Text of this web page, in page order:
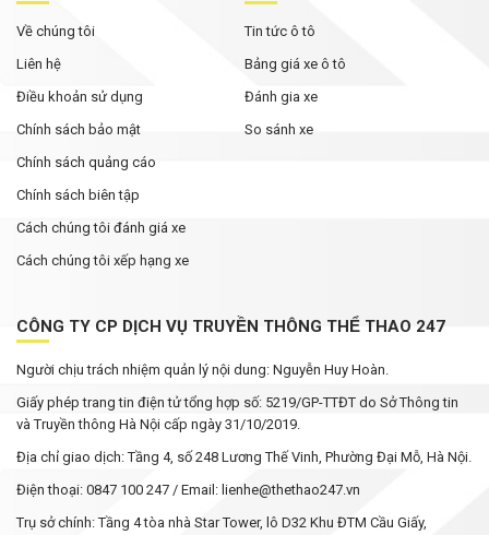
Về chúng tôi
Liên hệ
Điều khoản sử dụng
Chính sách bảo mật
Chính sách quảng cáo
Chính sách biên tập
Cách chúng tôi đánh giá xe
Cách chúng tôi xếp hạng xe
Tin tức ô tô
Bảng giá xe ô tô
Đánh gia xe
So sánh xe
CÔNG TY CP DỊCH VỤ TRUYỀN THÔNG THỂ THAO 247
Người chịu trách nhiệm quản lý nội dung: Nguyễn Huy Hoàn.
Giấy phép trang tin điện tử tổng hợp số: 5219/GP-TTĐT do Sở Thông tin
và Truyền thông Hà Nội cấp ngày 31/10/2019.
Địa chỉ giao dịch: Tầng 4, số 248 Lương Thế Vinh, Phường Đại Mỗ, Hà Nội.
Điện thoại: 0847 100 247 / Email: lienhe@thethao247.vn
Trụ sở chính: Tầng 4 tòa nhà Star Tower, lô D32 Khu ĐTM Cầu Giấy,